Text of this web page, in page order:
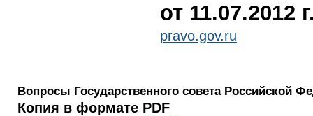
от 11.07.2012
pravo.gov.ru
Вопросы Государственного совета Российской
Копия в формате PDF